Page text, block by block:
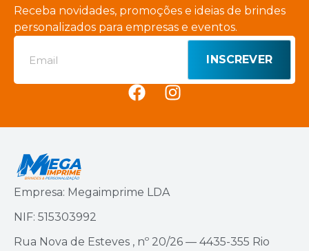
Receba novidades, promoções e ideias de brindes
personalizados para empresas e eventos.
INSCREVER
Empresa: Megaimprime LDA
NIF: 515303992
Rua Nova de Esteves , nº 20/26 — 4435-355 Rio